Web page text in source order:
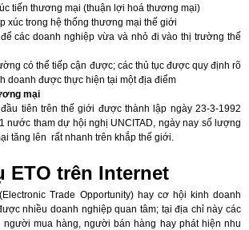
thương mại (thuận lợi hoá thương mại)
trong hệ thống thương mại thế giới
doanh nghiệp vừa và nhỏ đi vào thị trường thế
có thể tiếp cận được; các thủ tục được quy định rõ
doanh được thực hiện tại một địa điểm
mại
tiên trên thế giới được thành lập ngày 23-3-1992
nước tham dự hội nghị UNCITAD, ngày nay số lượng
tăng lên rất nhanh trên khắp thế giới.
ETO trên Internet
Trade Opportunity) hay cơ hội kinh doanh
nhiều doanh nghiệp quan tâm; tại địa chỉ này các
người mua hàng, người bán hàng hay phát hiện nhu